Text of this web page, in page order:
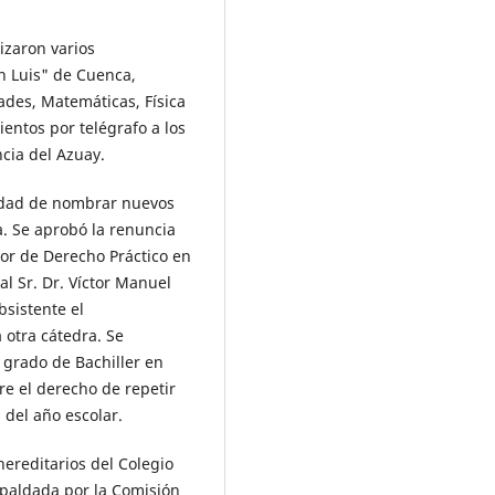
varios
Luis" de Cuenca,
Matemáticas, Física
por telégrafo a los
del Azuay.
de nombrar nuevos
Se aprobó la renuncia
de Derecho Práctico en
Sr. Dr. Víctor Manuel
el
cátedra. Se
de Bachiller en
el derecho de repetir
año escolar.
del Colegio
por la Comisión